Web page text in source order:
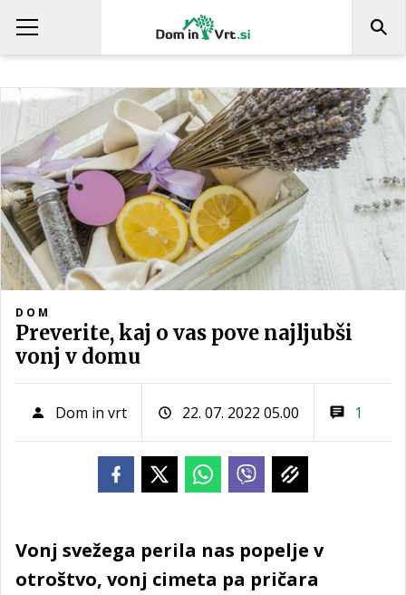
DOM
Preverite, kaj o vas pove najljubši
vonj v domu
Dom in vrt 22. 07. 2022 05.00 1
Vonj svežega perila nas popelje v
otroštvo, vonj cimeta pa pričara